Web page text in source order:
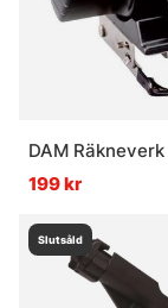
DAM Räkneverk
199 kr
Slutsåld